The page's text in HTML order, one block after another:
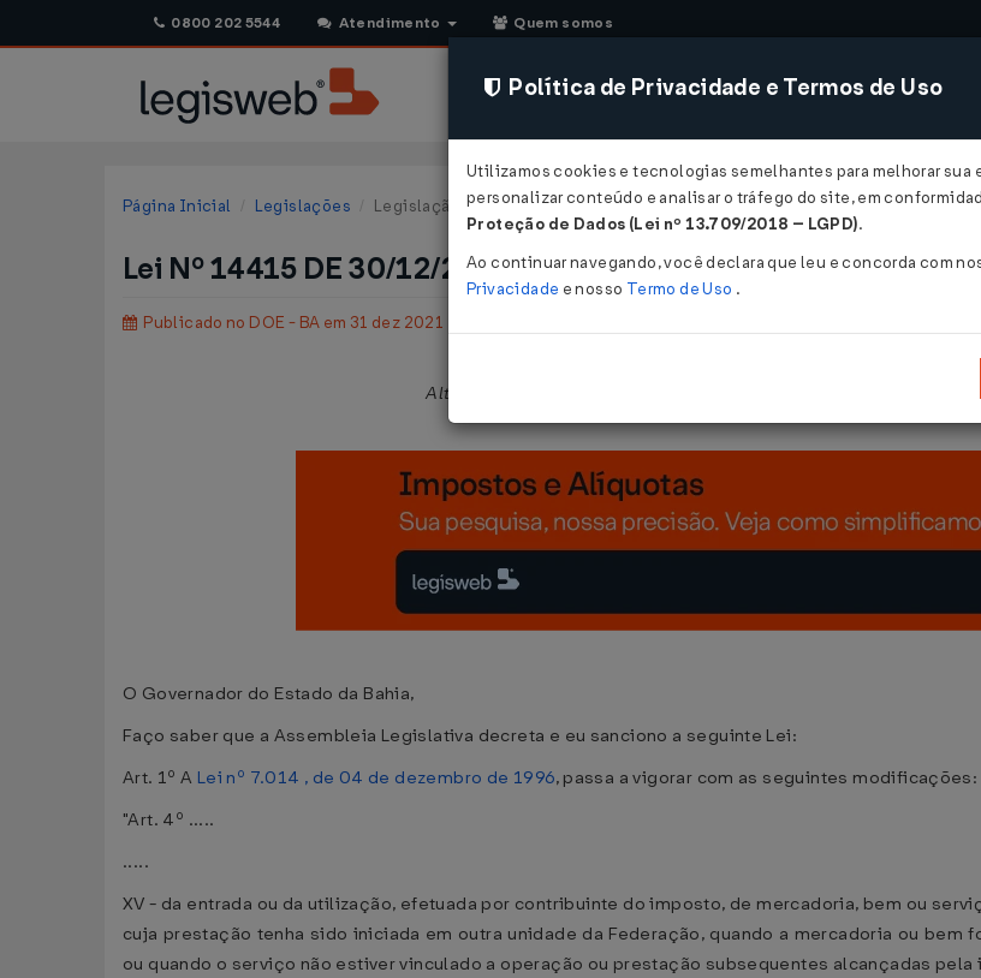
0800 202 5544 Atendimento Quem somos
CONSULTORIA SISTEMAS
Página Inicial Legislações Legislação Estadual - Bahia
Lei Nº 14415 DE 30/12/2021
Publicado no DOE - BA em 31 dez 2021
Altera a , na forma que
O Governador do Estado da Bahia,
Faço saber que a Assembleia Legislativa decreta e eu sanciono a seguinte Lei:
Art. 1º A Lei nº 7.014 , de 04 de dezembro de 1996, passa a vigorar com as seguintes modificações:
"Art. 4º .....
.....
XV - da entrada ou da utilização, efetuada por contribuinte do imposto, de mercadoria, bem ou
cuja prestação tenha sido iniciada em outra unidade da Federação, quando a mercadoria ou bem
ou quando o serviço não estiver vinculado a operação ou prestação subsequentes alcançadas
Política de Privacidade e Termos de Uso
Utilizamos cookies e tecnologias semelhantes para melhorar sua
personalizar conteúdo e analisar o tráfego do site, em
Proteção de Dados (Lei nº 13.709/2018 – LGPD).
Ao continuar navegando, você declara que leu e concorda com
Privacidade e nosso Termo de Uso .